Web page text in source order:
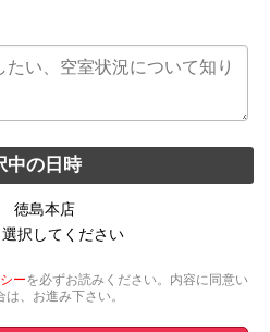
中の日時
徳島本店
選択してください
ーを必ずお読みください。内容に同意い
は、お進み下さい。